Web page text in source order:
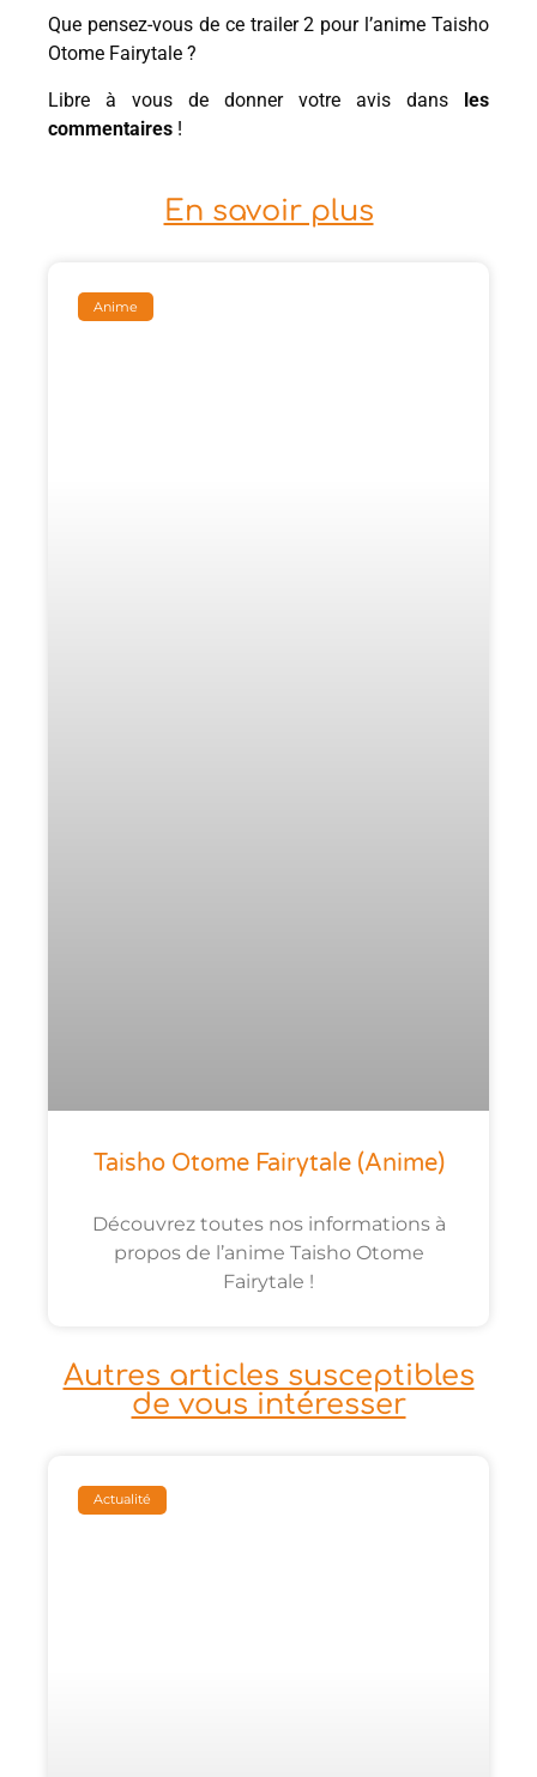
Que pensez-vous de ce trailer 2 pour l’anime Taisho
Otome Fairytale ?
Libre à vous de donner votre avis dans
les
commentaires !
En savoir plus
Anime
Taisho Otome Fairytale (anime)
Découvrez toutes nos informations à
propos de l’anime Taisho Otome
Fairytale !
Autres articles susceptibles
de vous intéresser
Actualité